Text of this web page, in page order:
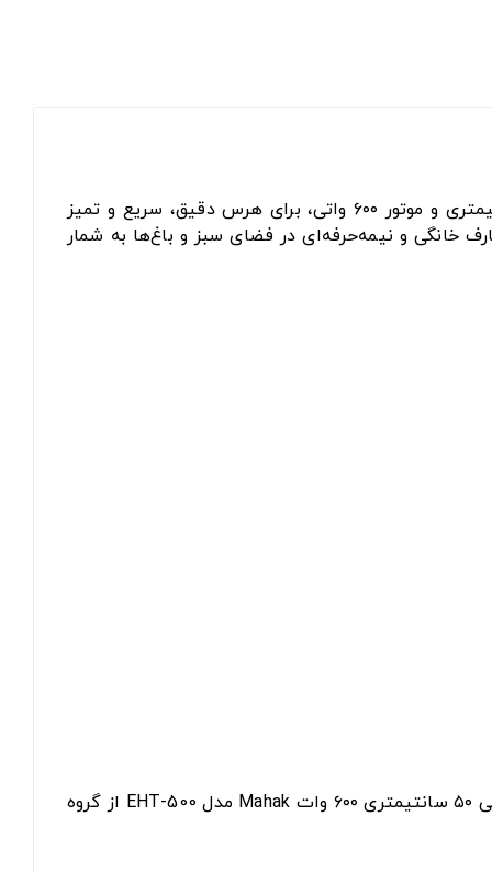
است که با تیغه بلند ۵۰ سانتیمتری و موتور ۶۰۰ واتی، برای هرس دقیق، سریع و تمیز
خانگی و نیمه‌حرفه‌ای در فضای سبز و باغ‌ها به شمار
اگر به دنبال یک شمشاد زن برقی خوش‌ساخت، پرقدرت و ایمن برای شکل‌دهی و هرس دقیق بوته‌ها هستید، شمشاد زن برقی ۵۰ سانتیمتری ۶۰۰ وات Mahak مدل EHT-500 از گروه